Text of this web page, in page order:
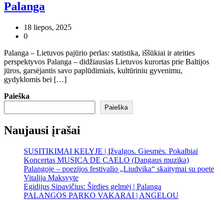
Palanga
18 liepos, 2025
0
Palanga – Lietuvos pajūrio perlas: statistika, iššūkiai ir ateities
perspektyvos Palanga – didžiausias Lietuvos kurortas prie Baltijos
jūros, garsėjantis savo paplūdimiais, kultūriniu gyvenimu,
gydyklomis bei […]
Paieška
Paieška
Naujausi įrašai
SUSITIKIMAI KELYJE | Įžvalgos. Giesmės. Pokalbiai
Koncertas MUSICA DE CAELO (Dangaus muzika)
Palangoje – poezijos festivalio „Liudvika“ skaitymai su poete
Vitalija Maksvyte
Egidijus Sipavičius: Širdies gelmėj | Palanga
PALANGOS PARKO VAKARAI | ANGELOU